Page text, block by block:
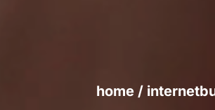
home /